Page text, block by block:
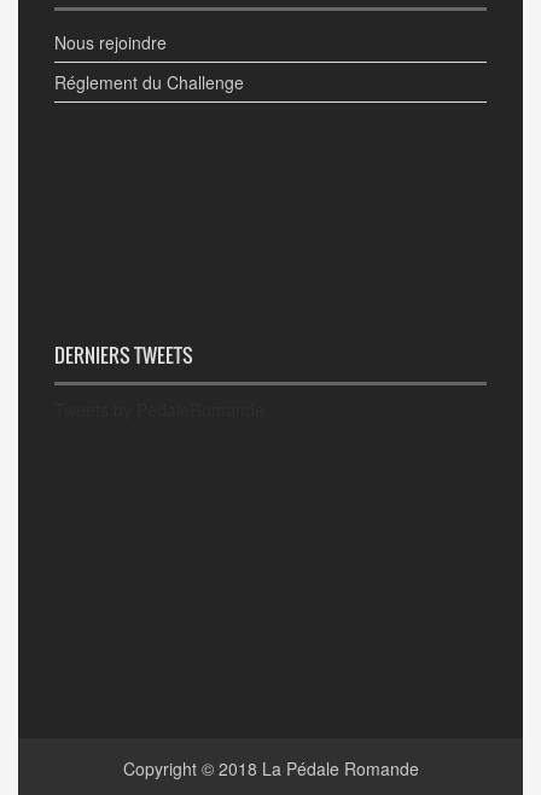
Nous rejoindre
Réglement du Challenge
DERNIERS TWEETS
Copyright © 2018 La Pédale Romande